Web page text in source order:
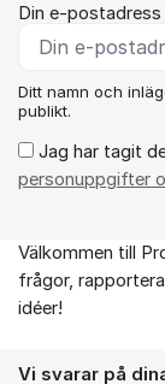
Din e-
Ditt namn och
publikt.
Jag har tagit
personuppgifter
Om forumet
Välkommen till
frågor,
idéer!
Vi svarar på